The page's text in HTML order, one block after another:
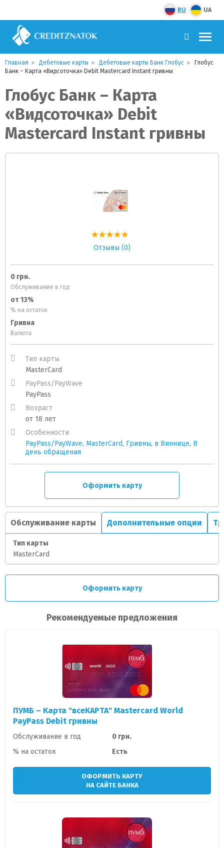
RU UA
Главная Дебетовые карты Дебетовые карты Банк Глобус
Глобус
Банк – Карта «Видсоточка» Debit Mastercard Instant гривны
Глобус Банк – Карта
«Видсоточка» Debit
Mastercard Instant гривны
Отзывы (0)
0 грн.
Обслуживание в год
от 13%
% на остаток
Гривна
Валюта
Тип карты
MasterCard
PayPass/PayWave
PayPass
Возраст
от 18 лет
Особенности
PayPass/PayWave, MasterCard, Гривны, в Виннице, В
день обращения
Оформить карту
Обслуживание карты Дополнительные опции
Тип карты
MasterCard
Оформить карту
Рекомендуемые предложения
ПУМБ – Карта "всеКАРТА" Mastercard World
PayPass Debit гривны
Обслуживание в год
0 грн.
% на остаток
Есть
ОФОРМИТЬ КАРТУ
НА САЙТЕ БАНКА